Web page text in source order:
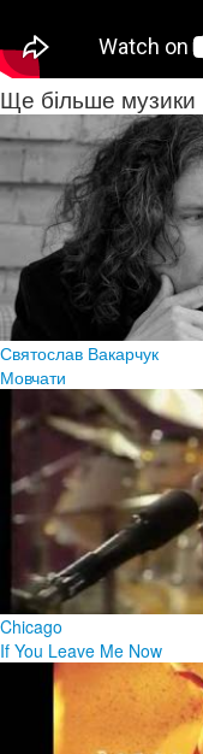
Ще більше музики
Святослав Вакарчук
Мовчати
Chicago
If You Leave Me Now